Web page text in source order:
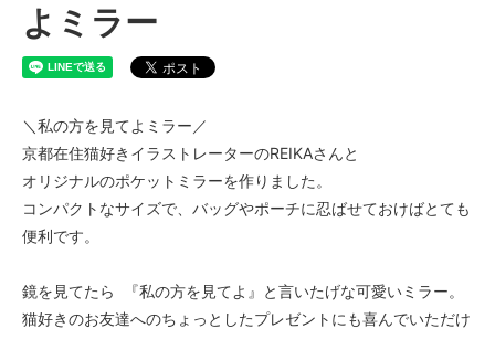
よミラー
＼私の方を見てよミラー／
京都在住猫好きイラストレーターのREIKAさんと
オリジナルのポケットミラーを作りました。
コンパクトなサイズで、バッグやポーチに忍ばせておけばとても
便利です。
鏡を見てたら 『私の方を見てよ』と言いたげな可愛いミラー。
猫好きのお友達へのちょっとしたプレゼントにも喜んでいただけ